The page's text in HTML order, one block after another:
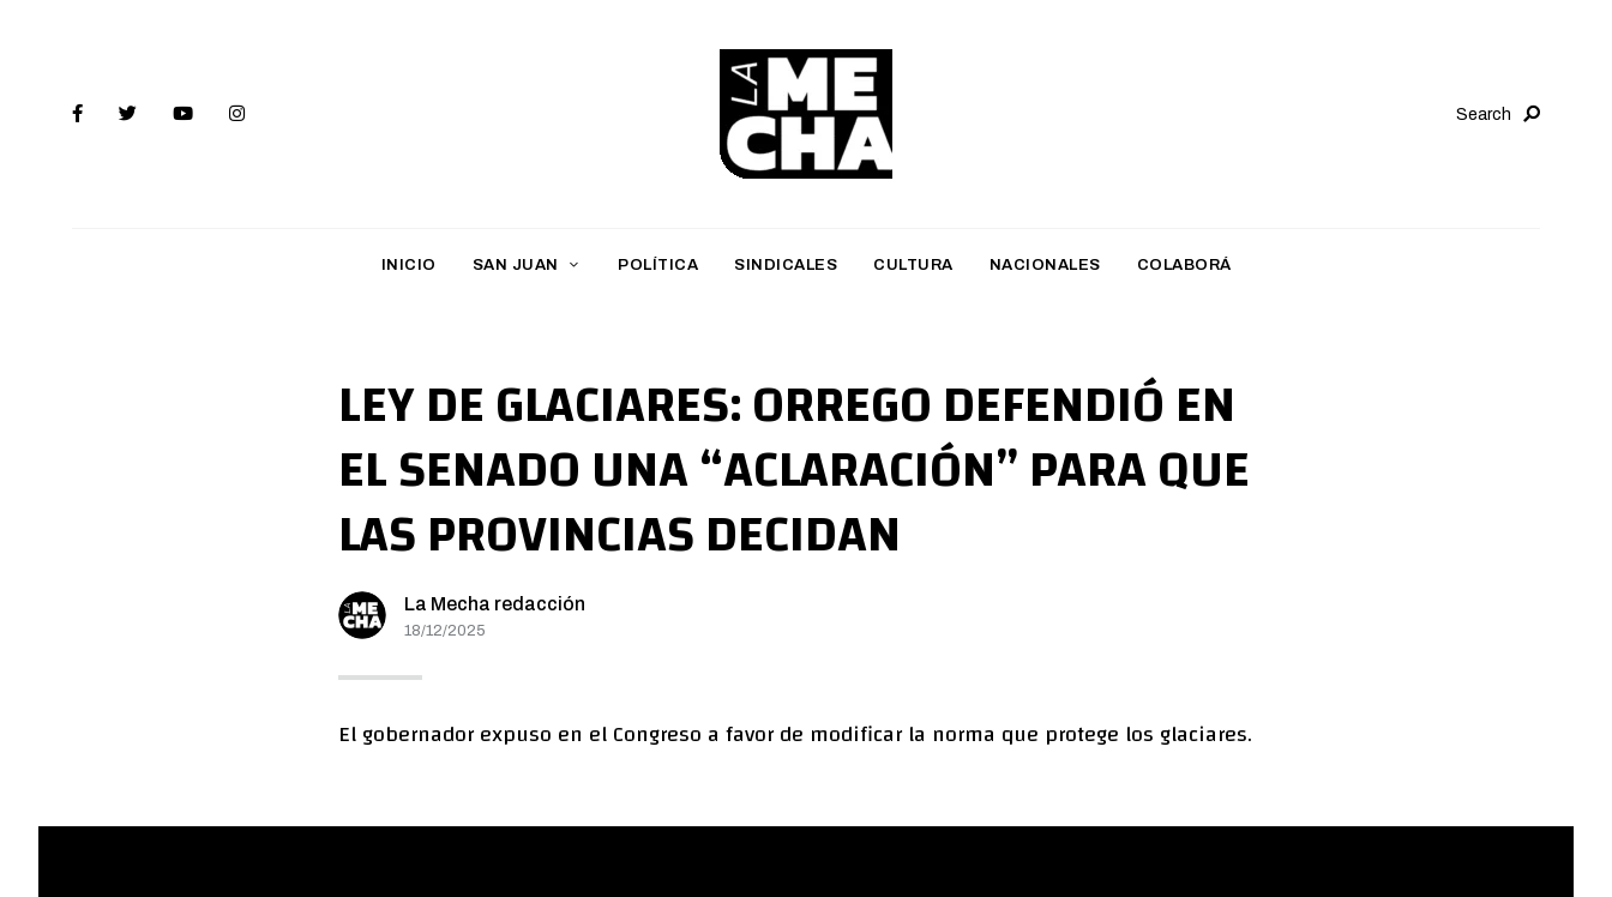
a
M
h
a
PERIODISMO DIGITAL
Search
INICIO SAN JUAN POLÍTICA SINDICALES CULTURA NACIONALES COLABORÁ
LEY DE GLACIARES: ORREGO DEFENDIÓ EN
EL SENADO UNA “ACLARACIÓN” PARA QUE
LAS PROVINCIAS DECIDAN
La Mecha redacción
18/12/2025
El gobernador expuso en el Congreso a favor de modificar la norma que protege los glaciares.